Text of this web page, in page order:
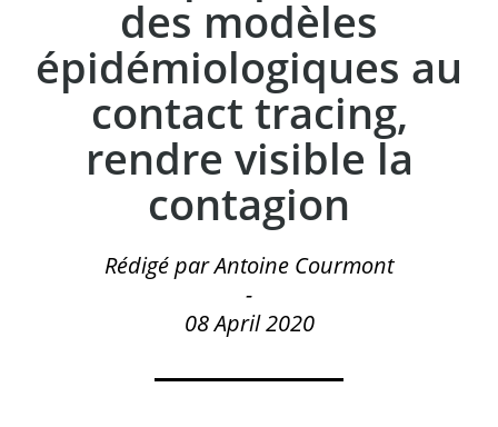
des modèles
épidémiologiques au
contact tracing,
rendre visible la
contagion
Rédigé par Antoine Courmont
-
08 April 2020